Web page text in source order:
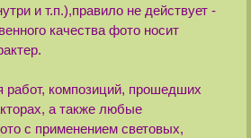
и т.п.),правило не действует -
качества фото носит
композиций, прошедших
а также любые
с применением световых,